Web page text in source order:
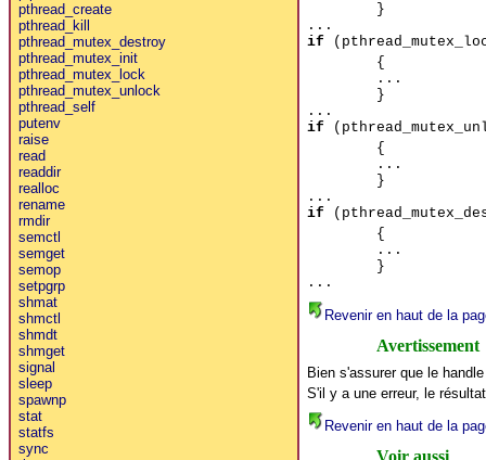
pthread_create
pthread_kill
pthread_mutex_destroy
pthread_mutex_init
pthread_mutex_lock
pthread_mutex_unlock
pthread_self
putenv
raise
read
readdir
realloc
rename
rmdir
semctl
semget
semop
setpgrp
shmat
shmctl
shmdt
shmget
signal
sleep
spawnp
stat
statfs
sync
}
...
if
{
...
}
...
if
{
...
}
...
if
{
...
}
...
Revenir en haut de la
Avertissement
Bien s'assurer que le
S'il y a une erreur, le
Revenir en haut de la
Voir aussi